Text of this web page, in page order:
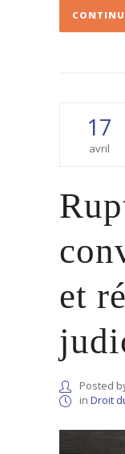
17
avril
et
Posted
in Droit